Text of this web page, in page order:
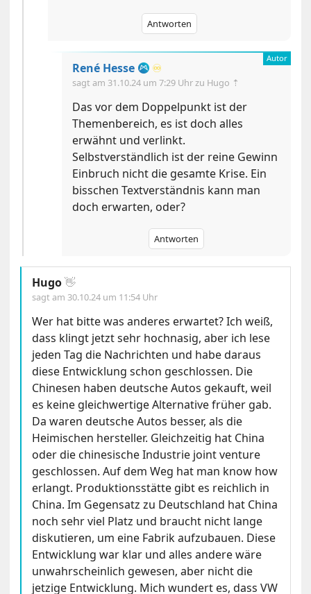
Antworten
René Hesse ♾️
sagt am 31.10.24 um 7:29 Uhrzu Hugo ⇡
Das vor dem Doppelpunkt ist der
Themenbereich, es ist doch alles
erwähnt und verlinkt.
Selbstverständlich ist der reine Gewinn
Einbruch nicht die gesamte Krise. Ein
bisschen Textverständnis kann man
doch erwarten, oder?
Antworten
Hugo👋
sagt am 30.10.24 um 11:54 Uhr
Wer hat bitte was anderes erwartet? Ich weiß,
dass klingt jetzt sehr hochnasig, aber ich lese
jeden Tag die Nachrichten und habe daraus
diese Entwicklung schon geschlossen. Die
Chinesen haben deutsche Autos gekauft, weil
es keine gleichwertige Alternative früher gab.
Da waren deutsche Autos besser, als die
Heimischen hersteller. Gleichzeitig hat China
oder die chinesische Industrie joint venture
geschlossen. Auf dem Weg hat man know how
erlangt. Produktionsstätte gibt es reichlich in
China. Im Gegensatz zu Deutschland hat China
noch sehr viel Platz und braucht nicht lange
diskutieren, um eine Fabrik aufzubauen. Diese
Entwicklung war klar und alles andere wäre
unwahrscheinlich gewesen, aber nicht die
jetzige Entwicklung. Mich wundert es, dass VW